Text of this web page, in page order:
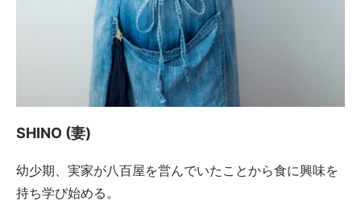
SHINO (妻)
幼少期、実家が八百屋を営んでいたことから食に興味を
持ち学び始める。